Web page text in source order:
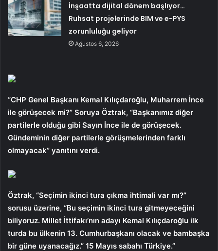
İnşaatta dijital dönem başlıyor…
Ruhsat projelerinde BIM ve e-PYS
zorunluluğu geliyor
Ağustos 6, 2026
“CHP Genel Başkanı Kemal Kılıçdaroğlu, Muharrem İnce
ile görüşecek mi?” Soruya Öztrak, “Başkanımız diğer
partilerle olduğu gibi Sayın İnce ile de görüşecek.
Gündeminin diğer partilerle görüşmelerinden farklı
olmayacak” yanıtını verdi.
Öztrak, “Seçimin ikinci tura çıkma ihtimali var mı?”
sorusu üzerine, “Bu seçimin ikinci tura gitmeyeceğini
biliyoruz. Millet İttifakı’nın adayı Kemal Kılıçdaroğlu ilk
turda bu ülkenin 13. Cumhurbaşkanı olacak ve bambaşka
bir güne uyanacağız.” 15 Mayıs sabahı Türkiye.”